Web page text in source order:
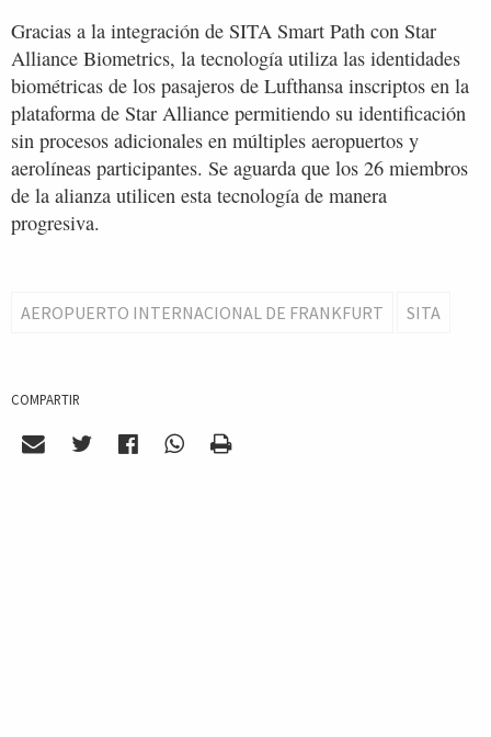
Gracias a la integración de SITA Smart Path con Star
Alliance Biometrics, la tecnología utiliza las identidades
biométricas de los pasajeros de Lufthansa inscriptos en la
plataforma de Star Alliance permitiendo su identificación
sin procesos adicionales en múltiples aeropuertos y
aerolíneas participantes. Se aguarda que los 26 miembros
de la alianza utilicen esta tecnología de manera
progresiva.
AEROPUERTO INTERNACIONAL DE FRANKFURT SITA
COMPARTIR